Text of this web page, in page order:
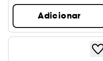
Adicionar